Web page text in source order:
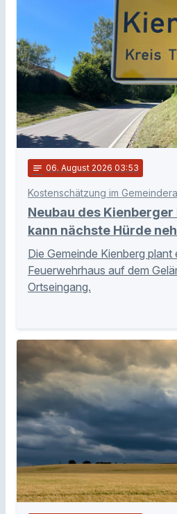
notes 06. August 2026 03:53
Kostenschätzung im
Neubau des
kann nächste Hürde
Die Gemeinde Kienberg plant
Feuerwehrhaus auf dem
Ortseingang.